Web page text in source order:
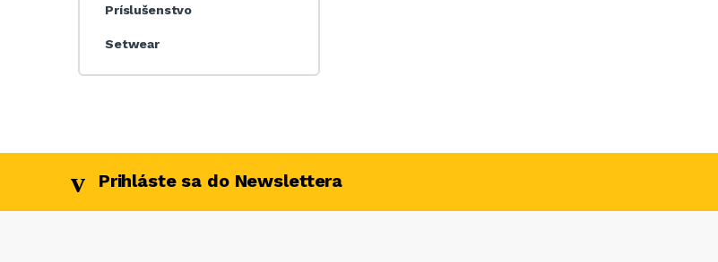
Príslušenstvo
Setwear
Prihláste sa do Newslettera